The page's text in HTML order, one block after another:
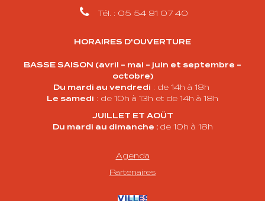
 Tél. : 05 54 81 07 40
HORAIRES D'OUVERTURE
BASSE SAISON (avril - mai - juin et septembre -
octobre)
Du mardi au vendredi : de 14h à 18h
Le samedi : de 10h à 13h et de 14h à 18h
JUILLET ET AOÜT
Du mardi au dimanche : de 10h à 18h
Agenda
Partenaires